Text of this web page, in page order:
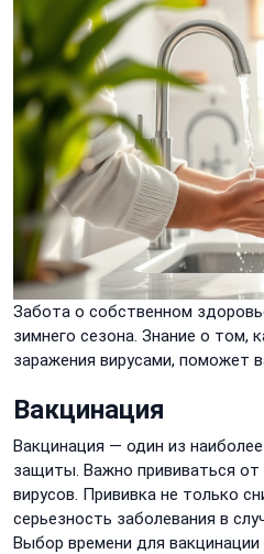
Забота о собственном
зимнего сезона. Знание о том,
заражения вирусами, поможет
Вакцинация
Вакцинация — один из
защиты. Важно прививаться от
вирусов. Прививка не только
серьезность заболевания в
Выбор времени для